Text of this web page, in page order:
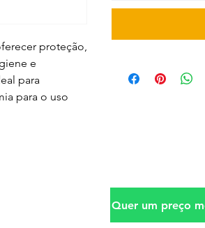
proteção,
e
para
para o uso
Quer um preço